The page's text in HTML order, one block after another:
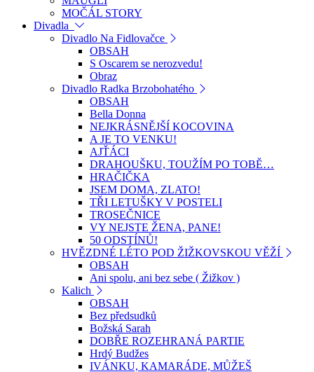
MOČÁL STORY
Divadla
Divadlo Na Fidlovačce
OBSAH
S Oscarem se nerozvedu!
Obraz
Divadlo Radka Brzobohatého
OBSAH
Bella Donna
NEJKRÁSNĚJŠÍ KOCOVINA
A JE TO VENKU!
AJŤÁCI
DRAHOUŠKU, TOUŽÍM PO TOBĚ…
HRAČIČKA
JSEM DOMA, ZLATO!
TŘI LETUŠKY V POSTELI
TROSEČNICE
VY NEJSTE ŽENA, PANE!
50 ODSTÍNŮ!
HVĚZDNÉ LÉTO POD ŽIŽKOVSKOU VĚŽÍ
OBSAH
Ani spolu, ani bez sebe ( Žižkov )
Kalich
OBSAH
Bez předsudků
Božská Sarah
DOBŘE ROZEHRANÁ PARTIE
Hrdý Budžes
IVÁNKU, KAMARÁDE, MŮŽEŠ